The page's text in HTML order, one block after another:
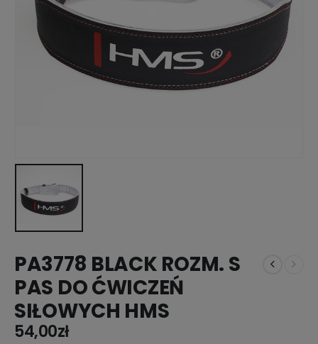
PA3778 BLACK ROZM. S
PAS DO ĆWICZEŃ
SIŁOWYCH HMS
54,00zł